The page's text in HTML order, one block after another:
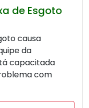
de Esgoto
causa
da
capacitada
com